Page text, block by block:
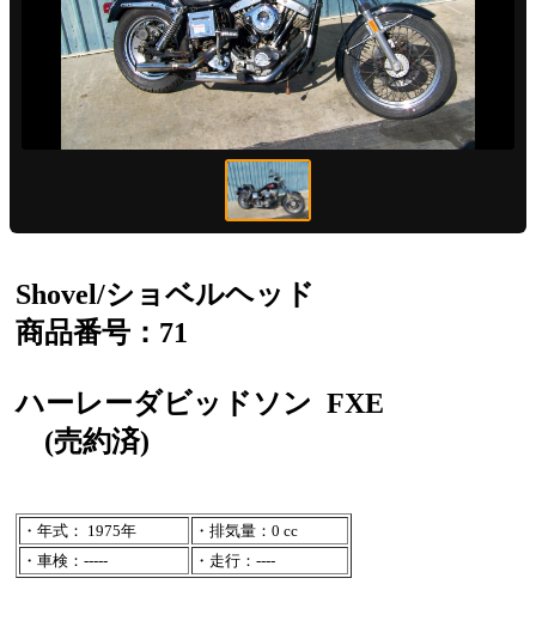
Shovel/ショベルヘッド
商品番号：71
ハーレーダビッドソン FXE
(売約済)
・年式： 1975年
・排気量：0 cc
・車検：-----
・走行：----